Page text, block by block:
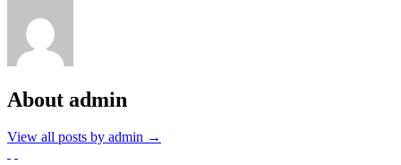
About admin
View all posts by admin →